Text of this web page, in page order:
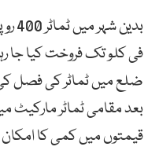
فی کلو تک فروخت کیا جا
بعد مقامی ٹماٹر
قیمتوں میں کمی کا